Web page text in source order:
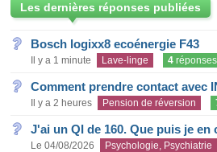
Les dernières réponses publiées
Bosch logixx8 ecoénergie F43
Il y a 1 minute Lave-linge 4 réponses
Comment prendre contact avec
Il y a 2 heures Pension de réversion
J'ai un QI de 160. Que puis je en
Le 04/08/2026 Psychologie, Psychiatrie